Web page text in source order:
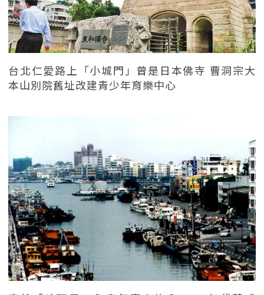
台北仁愛路上「小城門」曾是日本佛寺 曹洞宗大
本山別院舊址改建青少年育樂中心